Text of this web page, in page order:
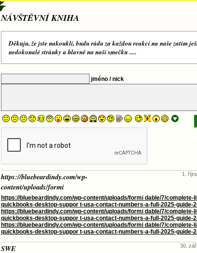
NÁVŠTĚVNÍ KNIHA
Děkuju, že jste nakoukli, budu ráda za každou reakci na naše zatím
nedokonalé stránky a hlavně na naši smečku .....
jméno / nick
1.
https://bluebeardindy.com/wp-
content/uploads/formi
https://bluebeardindy.com/wp-content/uploads/formi dable/7/complete-
quickbooks-desktop-suppor t-usa-contact-numbers-a-full-2025-guide-
https://bluebeardindy.com/wp-content/uploads/formi dable/7/complete-
quickbooks-desktop-suppor t-usa-contact-numbers-a-full-2025-guide-
https://bluebeardindy.com/wp-content/uploads/formi dable/7/complete-
quickbooks-desktop-suppor t-usa-contact-numbers-a-full-2025-guide-
30.
SWE